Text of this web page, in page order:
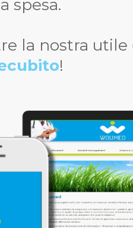
spesa.
la nostra utile
!